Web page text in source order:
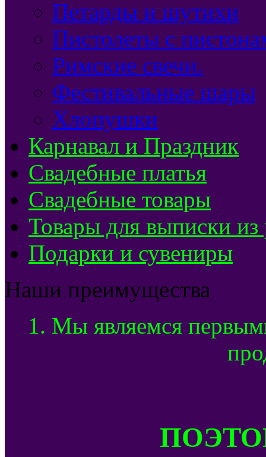
Петарды и шутихи
Пистолеты с
Римские свечи.
Фестивальные шары
Хлопушки
Карнавал и Праздник
Свадебные платья
Свадебные товары
Товары для выписки из
Подарки и сувениры
Наши преимущества
1. Мы являемся